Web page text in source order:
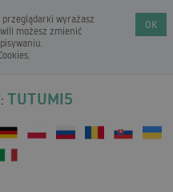
wyrażasz
możesz zmienić
.
OK
TUTUMI5